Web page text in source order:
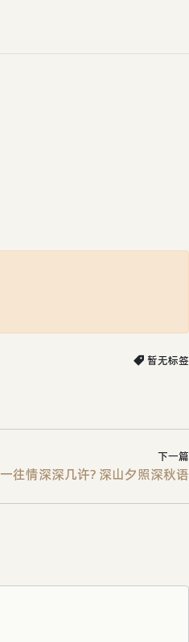
暂无标签
下一篇
一往情深深几许? 深山夕照深秋语